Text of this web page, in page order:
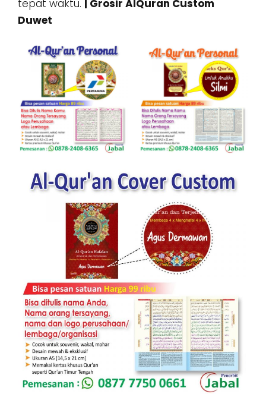
tepat waktu.
| Grosir AlQuran Custom
Duwet